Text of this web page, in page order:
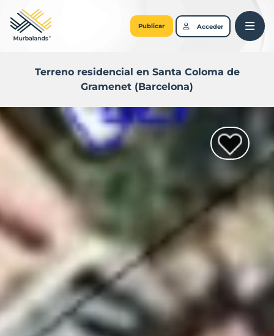
Publicar Acceder
Terreno residencial en Santa Coloma de
Gramenet (Barcelona)